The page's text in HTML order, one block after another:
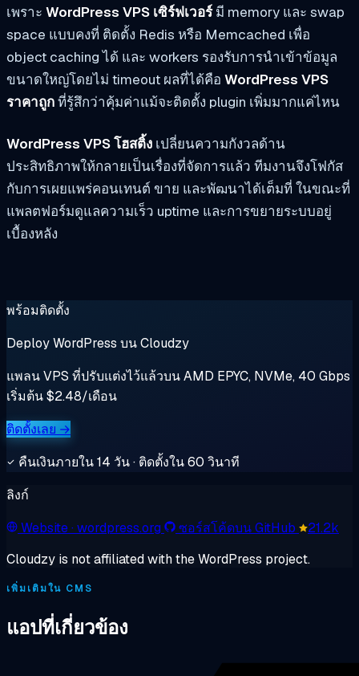
เพราะ WordPress VPS เซิร์ฟเวอร์มี memory และ swap
space แบบคงที่ ติดตั้ง Redis หรือ Memcached เพื่อ
object caching ได้ และ workers รองรับการนำเข้าข้อมูล
ขนาดใหญ่โดยไม่ timeout ผลที่ได้คือ WordPress VPS
ราคาถูกที่รู้สึกว่าคุ้มค่าแม้จะติดตั้ง plugin เพิ่มมากแค่ไหน
WordPress VPS โฮสติ้ง เปลี่ยนความกังวลด้าน
ประสิทธิภาพให้กลายเป็นเรื่องที่จัดการแล้ว ทีมงานจึงโฟกัส
กับการเผยแพร่คอนเทนต์ ขาย และพัฒนาได้เต็มที่ ในขณะที่
แพลตฟอร์มดูแลความเร็ว uptime และการขยายระบบอยู่
เบื้องหลัง
พร้อมติดตั้ง
Deploy WordPress บน Cloudzy
แพลน VPS ที่ปรับแต่งไว้แล้วบน AMD EPYC, NVMe, 40 Gbps
เริ่มต้น $2.48/เดือน
ติดตั้งเลย →
คืนเงินภายใน 14 วัน · ติดตั้งใน 60 วินาที
ลิงก์
Website· wordpress.org ซอร์สโค้ดบน GitHub
21.2k
Cloudzy is not affiliated with the WordPress project.
เพิ่มเติมใน CMS
แอปที่เกี่ยวข้อง